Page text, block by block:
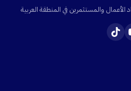
والمستثمرين في المنطقة العربية